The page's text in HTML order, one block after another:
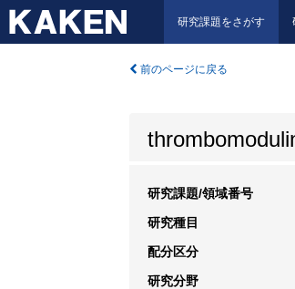
研究課題をさがす
前のページに戻る
研究課題/領域番号
研究種目
配分区分
研究分野